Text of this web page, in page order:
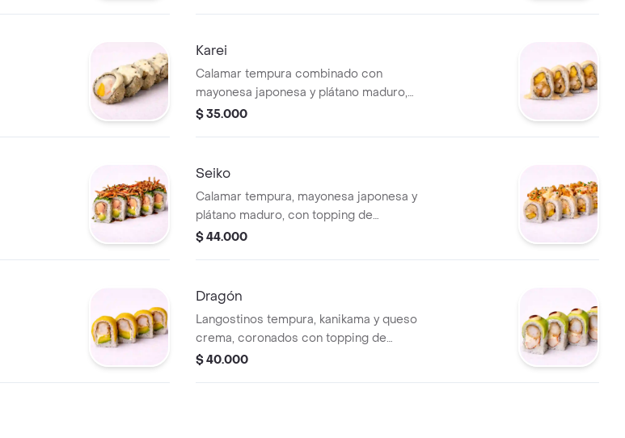
Karei
Calamar tempura combinado con
mayonesa japonesa y plátano maduro,
con topping de salsa dinamita. (10 und)
$ 35.000
Seiko
Calamar tempura, mayonesa japonesa y
plátano maduro, con topping de
langostinos tempura finamente cortados,
$ 44.000
Dragón
Langostinos tempura, kanikama y queso
crema, coronados con topping de
aguacate, salsa dragón y sriracha. (10
$ 40.000